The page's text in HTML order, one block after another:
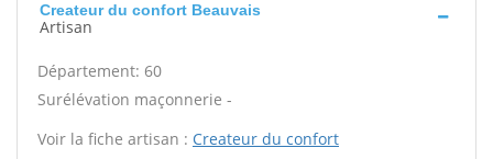
Createur du confort Beauvais
Artisan
Département: 60
Surélévation maçonnerie -
Voir la fiche artisan : Createur du confort